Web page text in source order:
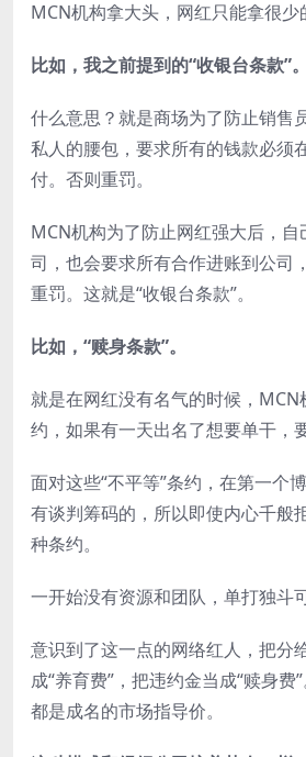
MCN机构拿大头，网红只能拿很少
比如，我之前提到的“收银台条款”。
什么意思？就是商场为了防止销售
私人的腰包，要求所有的钱款必须
付。否则重罚。
MCN机构为了防止网红强大后，
司，也会要求所有合作进账到公司
重罚。这就是“收银台条款”。
比如，“赎身条款”。
就是在网红没有名气的时候，MCN
约，如果有一天出名了想要单干，
面对这些“不平等”条约，在第一个
有谈判筹码的，所以即使内心千般
种条约。
一开始没有资源和团队，单打独斗
意识到了这一点的网络红人，把分
成“养育费”，把违约金当成“赎身费
都是成名的市场指导价。